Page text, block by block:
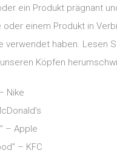
ein Produkt prägnant
einem Produkt in
haben. Lesen
Köpfen
Nike
– Apple
– KFC